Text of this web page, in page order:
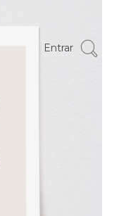
Entrar